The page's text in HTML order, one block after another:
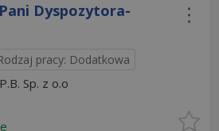
Dyspozytora-
pracy: Dodatkowa
Sp. z o.o